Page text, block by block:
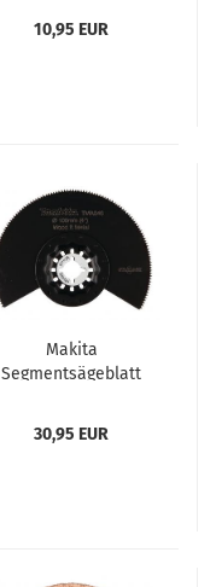
10,95 EUR
Makita
Segmentsägeblatt
30,95 EUR